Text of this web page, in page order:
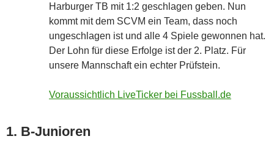
Harburger TB mit 1:2 geschlagen geben. Nun
kommt mit dem SCVM ein Team, dass noch
ungeschlagen ist und alle 4 Spiele gewonnen hat.
Der Lohn für diese Erfolge ist der 2. Platz. Für
unsere Mannschaft ein echter Prüfstein.
Voraussichtlich LiveTicker bei Fussball.de
1. B-Junioren